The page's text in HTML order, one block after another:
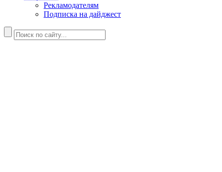
Рекламодателям
Подписка на дайджест